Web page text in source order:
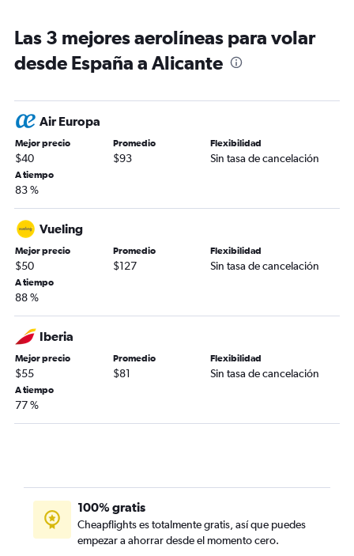
Las 3 mejores aerolíneas para volar
desde España a Alicante
Air Europa
Mejor precio
$40
Promedio
$93
Flexibilidad
Sin tasa de cancelación
A tiempo
83 %
Vueling
Mejor precio
$50
Promedio
$127
Flexibilidad
Sin tasa de cancelación
A tiempo
88 %
Iberia
Mejor precio
$55
Promedio
$81
Flexibilidad
Sin tasa de cancelación
A tiempo
77 %
100% gratis
Cheapflights es totalmente gratis, así que puedes
empezar a ahorrar desde el momento cero.